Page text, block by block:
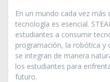
En un mundo cada vez
tecnología es esencial.
estudiantes a consumir
programación, la robótica y
se integran de manera
los estudiantes para
futuro.